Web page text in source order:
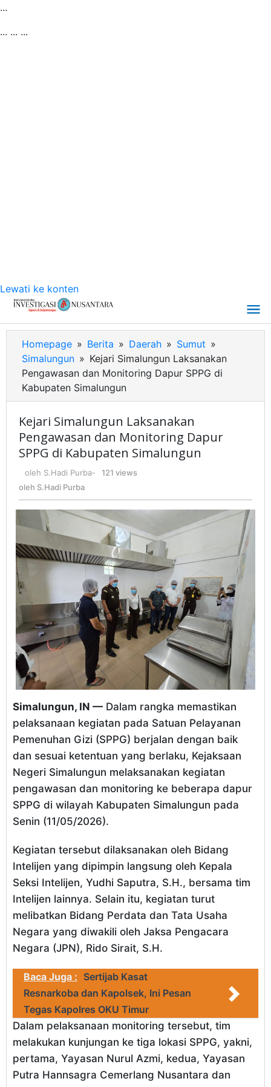
...
... ... ...
Lewati ke konten
Homepage » Berita » Daerah » Sumut »
Simalungun » Kejari Simalungun Laksanakan
Pengawasan dan Monitoring Dapur SPPG di
Kabupaten Simalungun
Kejari Simalungun Laksanakan
Pengawasan dan Monitoring Dapur
SPPG di Kabupaten Simalungun
oleh S.Hadi Purba-
121 views
oleh S.Hadi Purba
Simalungun, IN — Dalam rangka memastikan
pelaksanaan kegiatan pada Satuan Pelayanan
Pemenuhan Gizi (SPPG) berjalan dengan baik
dan sesuai ketentuan yang berlaku, Kejaksaan
Negeri Simalungun melaksanakan kegiatan
pengawasan dan monitoring ke beberapa dapur
SPPG di wilayah Kabupaten Simalungun pada
Senin (11/05/2026).
Kegiatan tersebut dilaksanakan oleh Bidang
Intelijen yang dipimpin langsung oleh Kepala
Seksi Intelijen, Yudhi Saputra, S.H., bersama tim
Intelijen lainnya. Selain itu, kegiatan turut
melibatkan Bidang Perdata dan Tata Usaha
Negara yang diwakili oleh Jaksa Pengacara
Negara (JPN), Rido Sirait, S.H.
Baca Juga : Sertijab Kasat
Resnarkoba dan Kapolsek, Ini Pesan
Tegas Kapolres OKU Timur
Dalam pelaksanaan monitoring tersebut, tim
melakukan kunjungan ke tiga lokasi SPPG, yakni,
pertama, Yayasan Nurul Azmi, kedua, Yayasan
Putra Hannsagra Cemerlang Nusantara dan